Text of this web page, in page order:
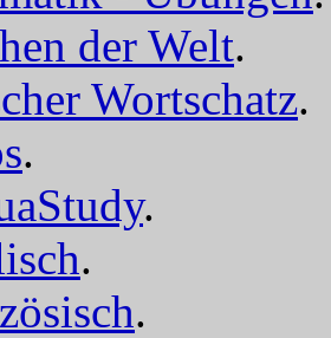
der Welt.
Wortschatz.
.
.
.
.